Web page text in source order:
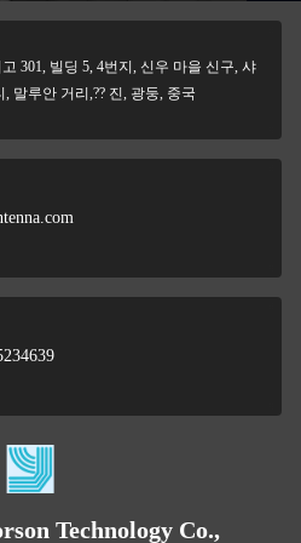
고 301, 빌딩 5, 4번지, 신우 마을 신구, 샤
말루안 거리,?? 진, 광둥, 중국
Technology Co.,